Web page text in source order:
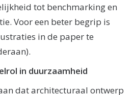
tot benchmarking en
Voor een beter begrip is
in de paper te
in duurzaamheid
dat architecturaal ontwerp